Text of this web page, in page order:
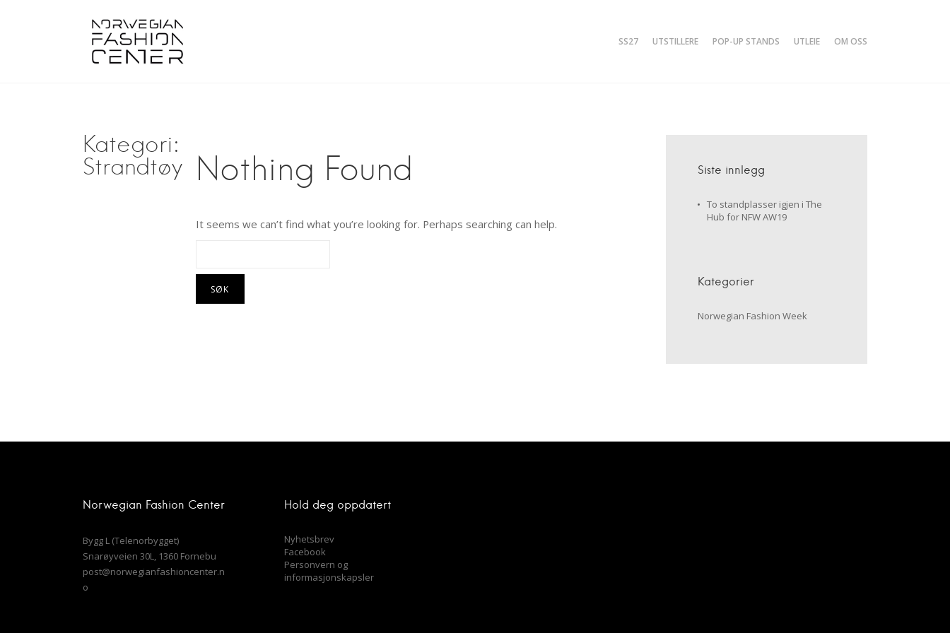
SS27 UTSTILLERE POP-UP STANDS UTLEIE OM OSS
Kategori:
Strandtøy Nothing Found
It seems we can’t find what you’re looking for. Perhaps searching can help.
Siste innlegg
To standplasser igjen i The
Hub for NFW AW19
Kategorier
Norwegian Fashion Week
Norwegian Fashion Center
Bygg L (Telenorbygget)
Snarøyveien 30L, 1360 Fornebu
post@norwegianfashioncenter.n
o
Hold deg oppdatert
Nyhetsbrev
Facebook
Personvern og
informasjonskapsler